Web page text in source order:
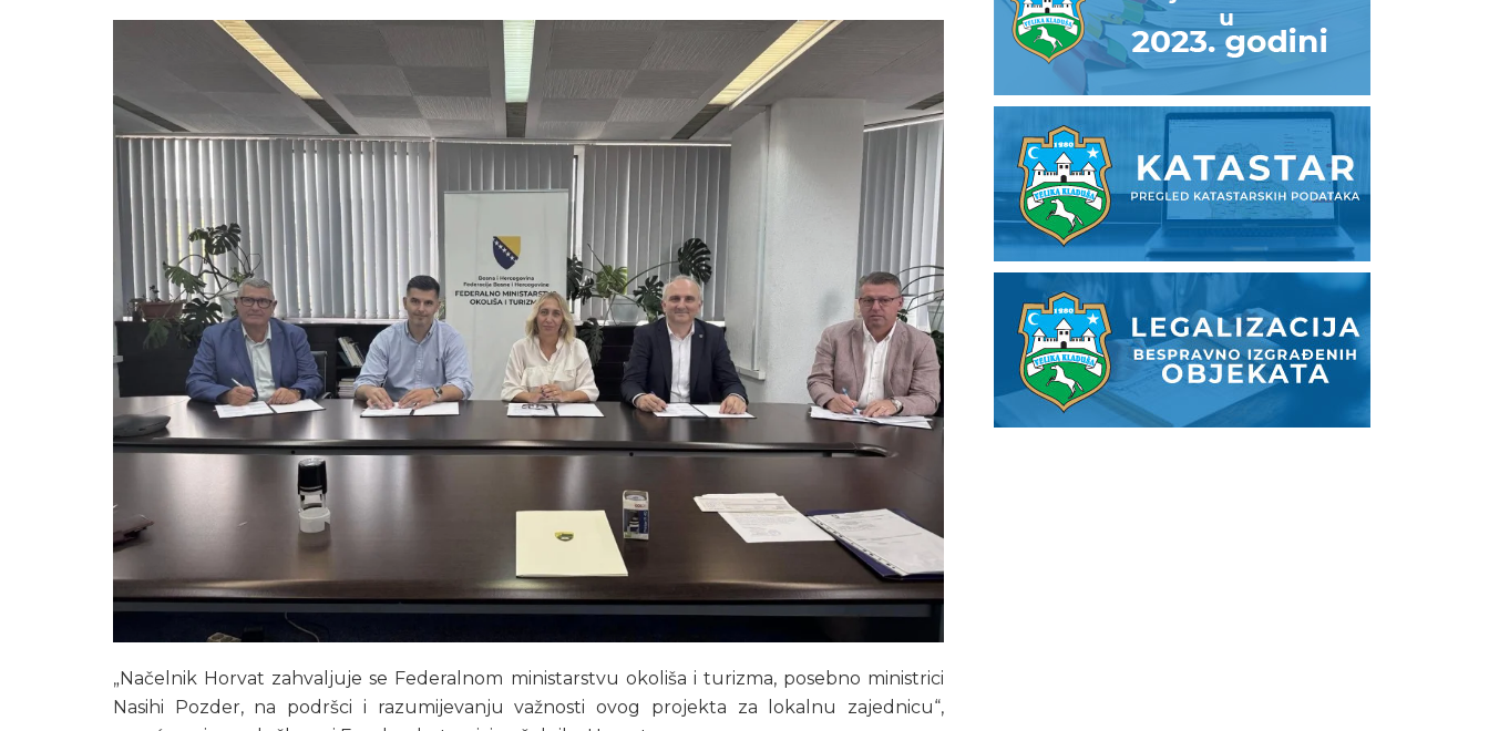
„Načelnik Horvat zahvaljuje se Federalnom ministarstvu okoliša i turizma, posebno ministrici
Nasihi Pozder, na podršci i razumijevanju važnosti ovog projekta za lokalnu zajednicu“,